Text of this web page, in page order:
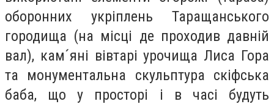
оборонних укріплень Таращанського
городища (на місці де проходив давній
вал), кам´яні вівтарі урочища Лиса Гора
та монументальна скульптура скіфська
баба, що у просторі і в часі будуть